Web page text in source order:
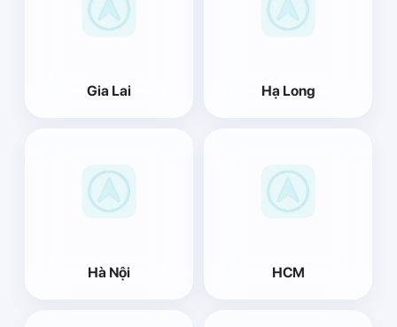
Gia Lai Hạ Long
Hà Nội HCM